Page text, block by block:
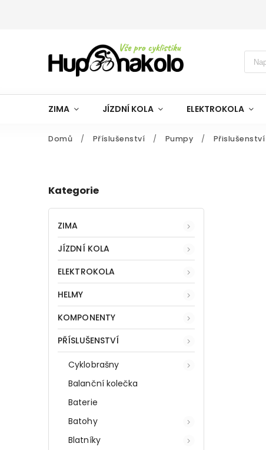
ZIMA JÍZDNÍ KOLA ELEKTROKOLA
Domů / Příslušenství / Pumpy / Přislušenství
Kategorie
ZIMA
JÍZDNÍ KOLA
ELEKTROKOLA
HELMY
KOMPONENTY
PŘÍSLUŠENSTVÍ
Cyklobrašny
Balanční kolečka
Baterie
Batohy
Blatníky